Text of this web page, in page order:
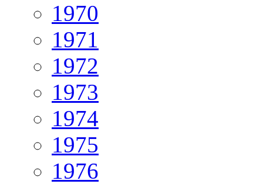
1970
1971
1972
1973
1974
1975
1976